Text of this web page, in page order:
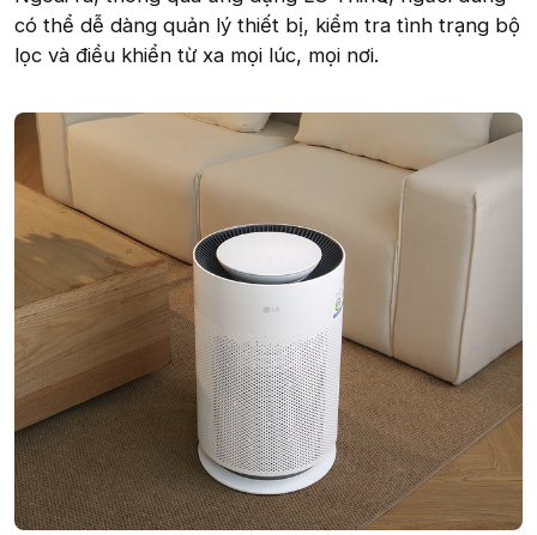
có thể dễ dàng quản lý thiết bị, kiểm tra tình trạng bộ
lọc và điều khiển từ xa mọi lúc, mọi nơi.